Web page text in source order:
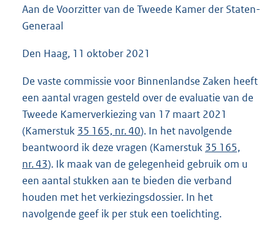
0
Aan de Voorzitter van de Tweede Kamer der Staten-
Generaal
Den Haag, 11 oktober 2021
De vaste commissie voor Binnenlandse Zaken heeft
een aantal vragen gesteld over de evaluatie van de
Tweede Kamerverkiezing van 17 maart 2021
(Kamerstuk 35 165, nr. 40). In het navolgende
beantwoord ik deze vragen (Kamerstuk 35 165,
nr. 43). Ik maak van de gelegenheid gebruik om u
een aantal stukken aan te bieden die verband
houden met het verkiezingsdossier. In het
navolgende geef ik per stuk een toelichting.